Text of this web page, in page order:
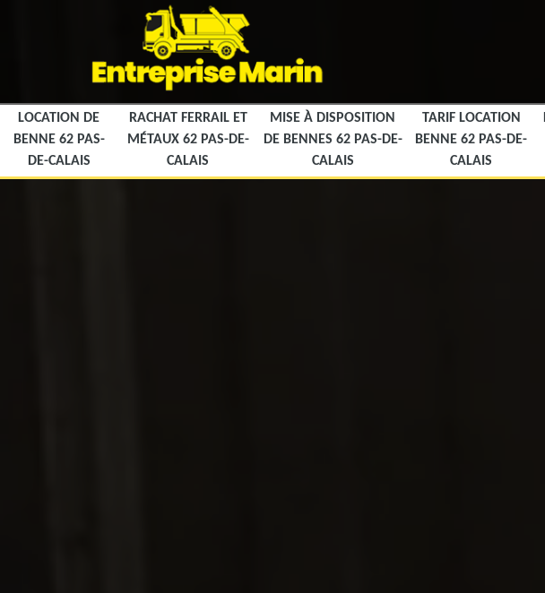
LOCATION DE
BENNE 62 PAS-
DE-CALAIS
RACHAT FERRAIL ET
MÉTAUX 62 PAS-DE-
CALAIS
MISE À DISPOSITION
DE BENNES 62 PAS-DE-
CALAIS
TARIF LOCATION
BENNE 62 PAS-DE-
CALAIS